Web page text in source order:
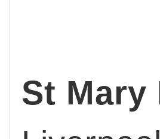
St Mary